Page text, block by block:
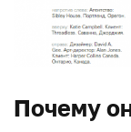
Почему